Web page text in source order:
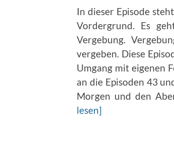
In dieser Episode
Vordergrund. Es
Vergebung.
vergeben. Diese
Umgang mit eigenen
an die Episoden 43
Morgen und den
lesen]